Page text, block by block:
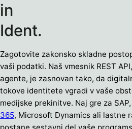
in
Ident.
Zagotovite zakonsko skladne
vaši podatki. Naš vmesnik REST
agente, je zasnovan tako, da
tokove identitete vgradi v vaše
medijske prekinitve. Naj gre za
365, Microsoft Dynamics ali lastne